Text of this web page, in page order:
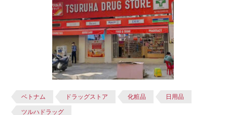
ベトナム ドラッグストア 化粧品 日用品
ツルハドラッグ